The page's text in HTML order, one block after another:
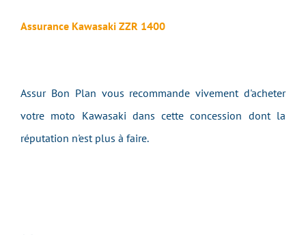
Assurance Kawasaki ZZR 1400
Assur Bon Plan vous recommande vivement d'acheter
votre moto Kawasaki dans cette concession dont la
réputation n'est plus à faire.